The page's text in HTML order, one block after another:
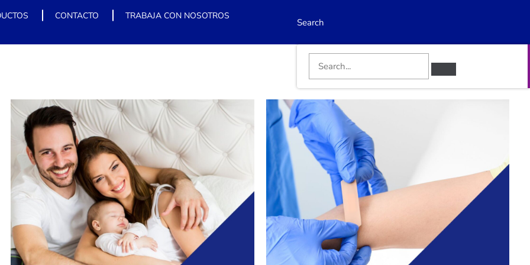
CONTACTO TRABAJA CON NOSOTROS
Search